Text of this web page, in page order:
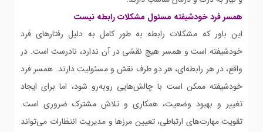
همسر فرد خودشیفته مسئول مشکلات رابطه نیست
این باور که مشکلات رابطه به طور کامل به دلیل رفتارهای فرد
خودشیفته است و همسر هیچ نقشی در آن ندارد، نادرست است. در
واقع، در هر رابطه‌ای، هر دو طرف نقش و مسئولیت دارند. همسر فرد
خودشیفته ممکن است با چالش‌هایی روبه‌رو شود، اما برای ایجاد
تغییر و بهبود وضعیت، همکاری و تلاش مشترک ضروری است.
تقویت مهارت‌های ارتباطی، تعیین مرزها و مدیریت انتظارات می‌تواند